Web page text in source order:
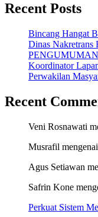
Recent Posts
Bincang Hangat
Dinas Nakretrans
PENGUMUMAN
Koordinator
Perwakilan
Recent
Veni Rosnawati
Musrafil mengenai
Agus Setiawan
Safrin Kone
Perkuat Sistem